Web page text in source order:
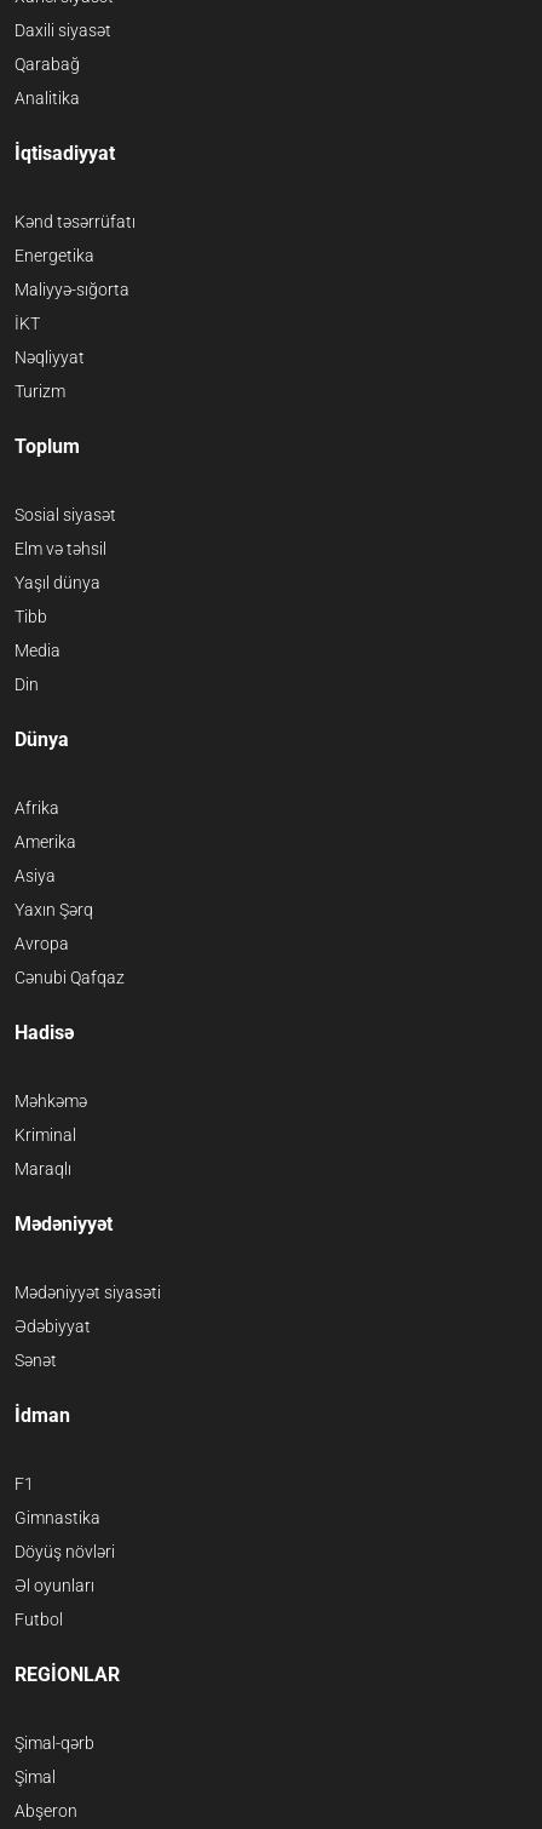
Daxili siyasət
Qarabağ
Analitika
İqtisadiyyat
Kənd təsərrüfatı
Energetika
Maliyyə-sığorta
İKT
Nəqliyyat
Turizm
Toplum
Sosial siyasət
Elm və təhsil
Yaşıl dünya
Tibb
Media
Din
Dünya
Afrika
Amerika
Asiya
Yaxın Şərq
Avropa
Cənubi Qafqaz
Hadisə
Məhkəmə
Kriminal
Maraqlı
Mədəniyyət
Mədəniyyət siyasəti
Ədəbiyyat
Sənət
İdman
F1
Gimnastika
Döyüş növləri
Əl oyunları
Futbol
REGİONLAR
Şimal-qərb
Şimal
Abşeron